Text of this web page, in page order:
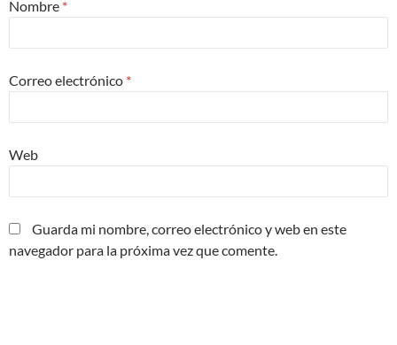
Nombre *
Correo electrónico *
Web
Guarda mi nombre, correo electrónico y web en este
navegador para la próxima vez que comente.